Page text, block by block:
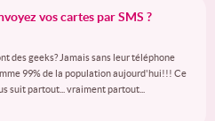
vos cartes par SMS ?
des geeks? Jamais sans leur téléphone
99% de la population aujourd'hui!!! Ce
suit partout... vraiment partout...